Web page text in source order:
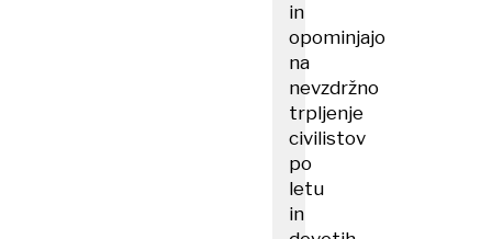
in
opominjajo
na
nevzdržno
trpljenje
civilistov
po
letu
in